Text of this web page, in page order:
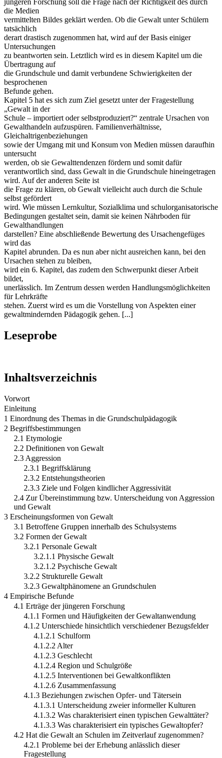
die Medien
vermittelten Bildes geklärt werden. Ob die Gewalt unter Schülern
tatsächlich
derart drastisch zugenommen hat, wird auf der Basis einiger
Untersuchungen
zu beantworten sein. Letztlich wird es in diesem Kapitel um die
Übertragung auf
die Grundschule und damit verbundene Schwierigkeiten der
besprochenen
Befunde gehen.
Kapitel 5 hat es sich zum Ziel gesetzt unter der Fragestellung
„Gewalt in der
Schule – importiert oder selbstproduziert?“ zentrale Ursachen von
Gewalthandeln aufzuspüren. Familienverhältnisse,
Gleichaltrigenbeziehungen
sowie der Umgang mit und Konsum von Medien müssen daraufhin
untersucht
werden, ob sie Gewalttendenzen fördern und somit dafür
verantwortlich sind, dass Gewalt in die Grundschule hineingetragen
wird. Auf der anderen Seite ist
die Frage zu klären, ob Gewalt vielleicht auch durch die Schule
selbst gefördert
wird. Wie müssen Lernkultur, Sozialklima und schulorganisatorische
Bedingungen gestaltet sein, damit sie keinen Nährboden für
Gewalthandlungen
darstellen? Eine abschließende Bewertung des Ursachengefüges
wird das
Kapitel abrunden. Da es nun aber nicht ausreichen kann, bei den
Ursachen stehen zu bleiben,
wird ein 6. Kapitel, das zudem den Schwerpunkt dieser Arbeit
bildet,
unerlässlich. Im Zentrum dessen werden Handlungsmöglichkeiten
für Lehrkräfte
stehen. Zuerst wird es um die Vorstellung von Aspekten einer
gewaltmindernden Pädagogik gehen. [...]
Leseprobe
Inhaltsverzeichnis
Vorwort
Einleitung
1 Einordnung des Themas in die Grundschulpädagogik
2 Begriffsbestimmungen
2.1 Etymologie
2.2 Definitionen von Gewalt
2.3 Aggression
2.3.1 Begriffsklärung
2.3.2 Entstehungstheorien
2.3.3 Ziele und Folgen kindlicher Aggressivität
2.4 Zur Übereinstimmung bzw. Unterscheidung von Aggression
und Gewalt
3 Erscheinungsformen von Gewalt
3.1 Betroffene Gruppen innerhalb des Schulsystems
3.2 Formen der Gewalt
3.2.1 Personale Gewalt
3.2.1.1 Physische Gewalt
3.2.1.2 Psychische Gewalt
3.2.2 Strukturelle Gewalt
3.2.3 Gewaltphänomene an Grundschulen
4 Empirische Befunde
4.1 Erträge der jüngeren Forschung
4.1.1 Formen und Häufigkeiten der Gewaltanwendung
4.1.2 Unterschiede hinsichtlich verschiedener Bezugsfelder
4.1.2.1 Schulform
4.1.2.2 Alter
4.1.2.3 Geschlecht
4.1.2.4 Region und Schulgröße
4.1.2.5 Interventionen bei Gewaltkonflikten
4.1.2.6 Zusammenfassung
4.1.3 Beziehungen zwischen Opfer- und Tätersein
4.1.3.1 Unterscheidung zweier informeller Kulturen
4.1.3.2 Was charakterisiert einen typischen Gewalttäter?
4.1.3.3 Was charakterisiert ein typisches Gewaltopfer?
4.2 Hat die Gewalt an Schulen im Zeitverlauf zugenommen?
4.2.1 Probleme bei der Erhebung anlässlich dieser
Fragestellung